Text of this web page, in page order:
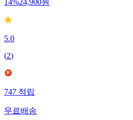
14%24,900원
5.0
(2)
747적립
무료배송